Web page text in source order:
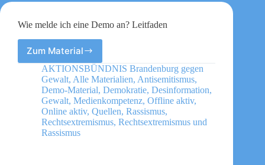
Wie melde ich eine Demo an? Leitfaden
Zum Material
Wie
melde
ich
eine
Demo
an?
Leitfaden
AKTIONSBÜNDNIS Brandenburg gegen
Gewalt, Alle Materialien, Antisemitismus,
Demo-Material, Demokratie, Desinformation,
Gewalt, Medienkompetenz, Offline aktiv,
Online aktiv, Quellen, Rassismus,
Rechtsextremismus, Rechtsextremismus und
Rassismus